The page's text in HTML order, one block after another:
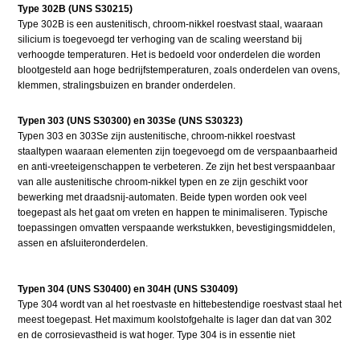
Type 302B (UNS S30215)
Type 302B is een austenitisch, chroom-nikkel roestvast staal, waaraan
silicium is toegevoegd ter verhoging van de scaling weerstand bij
verhoogde temperaturen. Het is bedoeld voor onderdelen die worden
blootgesteld aan hoge bedrijfstemperaturen, zoals onderdelen van ovens,
klemmen, stralingsbuizen en brander onderdelen.
Typen 303 (UNS S30300) en 303Se (UNS S30323)
Typen 303 en 303Se zijn austenitische, chroom-nikkel roestvast
staaltypen waaraan elementen zijn toegevoegd om de verspaanbaarheid
en anti-vreeteigenschappen te verbeteren. Ze zijn het best verspaanbaar
van alle austenitische chroom-nikkel typen en ze zijn geschikt voor
bewerking met draadsnij-automaten. Beide typen worden ook veel
toegepast als het gaat om vreten en happen te minimaliseren. Typische
toepassingen omvatten verspaande werkstukken, bevestigingsmiddelen,
assen en afsluiteronderdelen.
Typen 304 (UNS S30400) en 304H (UNS S30409)
Type 304 wordt van al het roestvaste en hittebestendige roestvast staal het
meest toegepast. Het maximum koolstofgehalte is lager dan dat van 302
en de corrosievastheid is wat hoger. Type 304 is in essentie niet